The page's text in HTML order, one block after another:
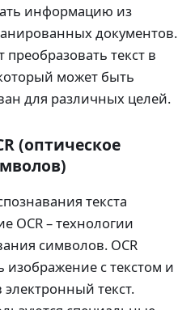
информацию из
документов.
преобразовать текст в
может быть
для различных целей.
(оптическое
текста
OCR – технологии
символов. OCR
изображение с текстом и
текст.